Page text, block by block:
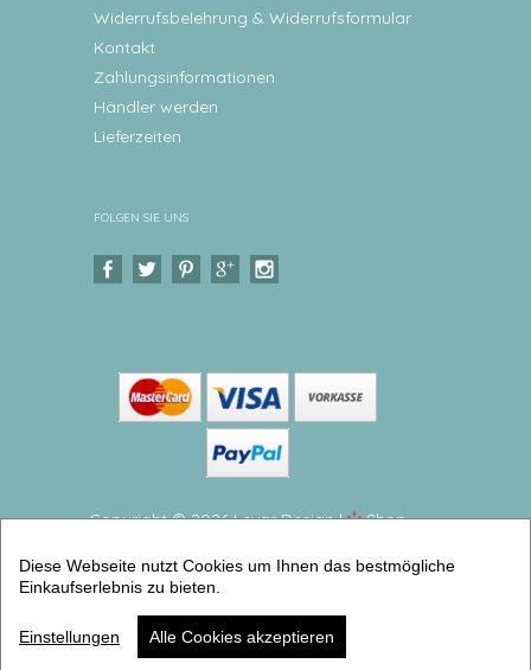
Widerrufsbelehrung & Widerrufsformular
Kontakt
Zahlungsinformationen
Händler werden
Lieferzeiten
FOLGEN SIE UNS
Copyright © 2026 Levar Design |
Shop
Geschenk Geburt - Baby Kissen Hase Weiches
Kinderkissen mit Namen personalisiert (Babykissen
personalisiert) | Artikelnummer: 6615-0401-7528
Diese Webseite nutzt Cookies um Ihnen das bestmögliche
Einkaufserlebnis zu bieten.
Einstellungen Alle Cookies akzeptieren